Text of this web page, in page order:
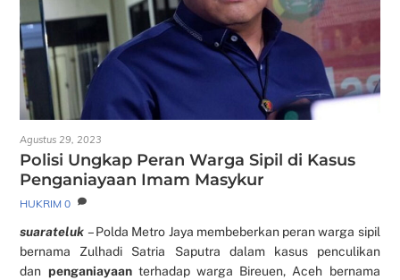
Agustus 29, 2023
Polisi Ungkap Peran Warga Sipil di Kasus
Penganiayaan Imam Masykur
HUKRIM 0
suarateluk – Polda Metro Jaya membeberkan peran warga sipil
bernama Zulhadi Satria Saputra dalam kasus penculikan
dan penganiayaanterhadap warga Bireuen, Aceh bernama